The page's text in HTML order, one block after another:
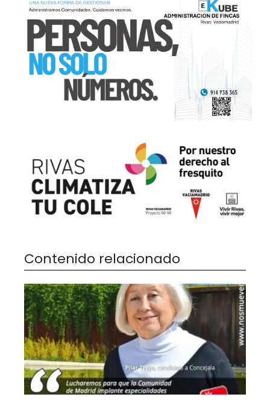
Contenido relacionado